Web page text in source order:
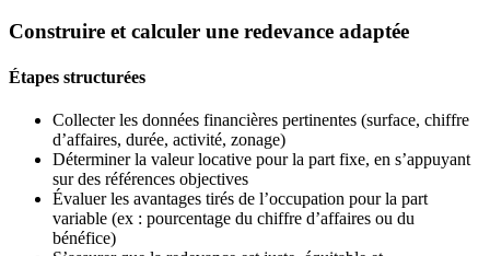
Construire et calculer une redevance adaptée
Étapes structurées
Collecter les données financières pertinentes (surface, chiffre
d’affaires, durée, activité, zonage)
Déterminer la valeur locative pour la part fixe, en s’appuyant
sur des références objectives
Évaluer les avantages tirés de l’occupation pour la part
variable (ex : pourcentage du chiffre d’affaires ou du
bénéfice)